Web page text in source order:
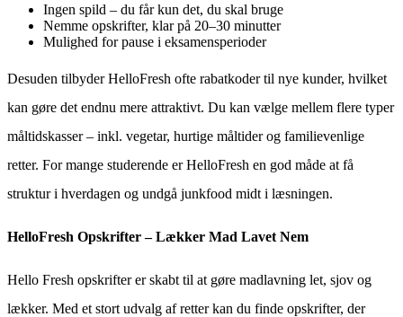
Ingen spild – du får kun det, du skal bruge
Nemme opskrifter, klar på 20–30 minutter
Mulighed for pause i eksamensperioder
Desuden tilbyder HelloFresh ofte rabatkoder til nye kunder, hvilket
kan gøre det endnu mere attraktivt. Du kan vælge mellem flere typer
måltidskasser – inkl. vegetar, hurtige måltider og familievenlige
retter. For mange studerende er HelloFresh en god måde at få
struktur i hverdagen og undgå junkfood midt i læsningen.
HelloFresh Opskrifter – Lækker Mad Lavet Nem
Hello Fresh opskrifter er skabt til at gøre madlavning let, sjov og
lækker. Med et stort udvalg af retter kan du finde opskrifter, der